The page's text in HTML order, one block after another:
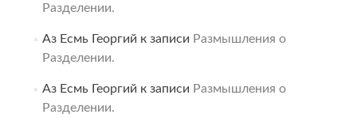
Разделении.
Аз Есмь Георгий к записи Размышления о
Разделении.
Аз Есмь Георгий к записи Размышления о
Разделении.